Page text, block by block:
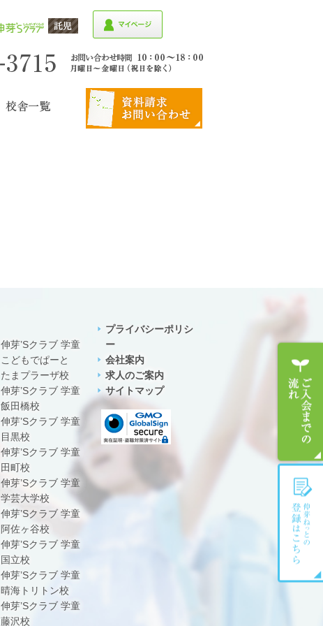
伸芽’Sクラブ 学童
こどもでぱーと
たまプラーザ校
伸芽’Sクラブ 学童
飯田橋校
伸芽’Sクラブ 学童
目黒校
伸芽’Sクラブ 学童
田町校
伸芽’Sクラブ 学童
学芸大学校
伸芽’Sクラブ 学童
阿佐ヶ谷校
伸芽’Sクラブ 学童
国立校
伸芽’Sクラブ 学童
晴海トリトン校
伸芽’Sクラブ 学童
藤沢校
プライバシーポリシ
ー
会社案内
求人のご案内
サイトマップ